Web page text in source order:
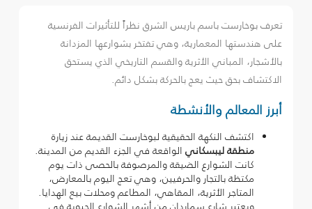
تعرف بوخارست باسم باريس الشرق نظراً للتأثيرات الفرنسية
على هندستها المعمارية، وهي تفتخر بشوارعها المزدانة
بالأشجار، المباني الأثرية والقسم التاريخي الذي يستحق
الاكتشاف بحق حيث يعج بالحركة بشكل دائم.
أبرز المعالم والأنشطة
اكتشف النكهة الحقيقية لبوخارست القديمة عند زيارة
منطقة ليبسكانيالواقعة في الجزء القديم من المدينة.
كانت الشوارع الضيقة والمرصوفة بالحصى ذات يوم
مكتظة بالتجار والحرفيين، وهي تعج اليوم بالمعارض،
المتاجر الأثرية، المقاهي، المطاعم ومحلات بيع الهدايا.